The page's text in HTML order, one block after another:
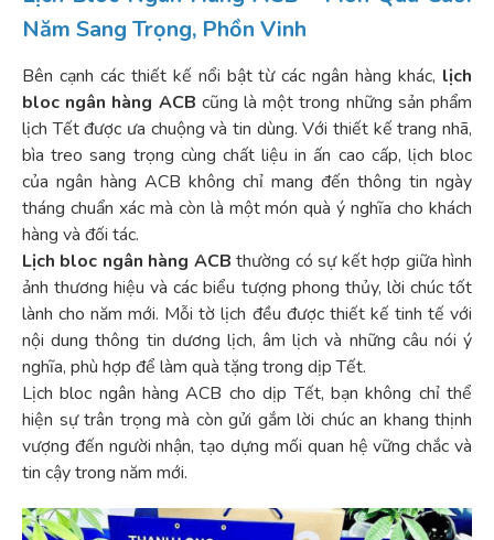
Năm Sang Trọng, Phồn Vinh
Bên cạnh các thiết kế nổi bật từ các ngân hàng khác, lịch
bloc ngân hàng ACB cũng là một trong những sản phẩm
lịch Tết được ưa chuộng và tin dùng. Với thiết kế trang nhã,
bìa treo sang trọng cùng chất liệu in ấn cao cấp, lịch bloc
của ngân hàng ACB không chỉ mang đến thông tin ngày
tháng chuẩn xác mà còn là một món quà ý nghĩa cho khách
hàng và đối tác.
Lịch bloc ngân hàng ACB thường có sự kết hợp giữa hình
ảnh thương hiệu và các biểu tượng phong thủy, lời chúc tốt
lành cho năm mới. Mỗi tờ lịch đều được thiết kế tinh tế với
nội dung thông tin dương lịch, âm lịch và những câu nói ý
nghĩa, phù hợp để làm quà tặng trong dịp Tết.
Lịch bloc ngân hàng ACB cho dịp Tết, bạn không chỉ thể
hiện sự trân trọng mà còn gửi gắm lời chúc an khang thịnh
vượng đến người nhận, tạo dựng mối quan hệ vững chắc và
tin cậy trong năm mới.